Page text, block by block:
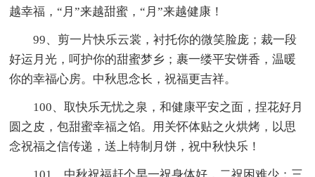
越幸福，“月”来越甜蜜，“月”来越健康！
99、剪一片快乐云裳，衬托你的微笑脸庞；裁一段
好运月光，呵护你的甜蜜梦乡；裹一缕平安饼香，温暖
你的幸福心房。中秋思念长，祝福更吉祥。
100、取快乐无忧之泉，和健康平安之面，捏花好月
圆之皮，包甜蜜幸福之馅。用关怀体贴之火烘烤，以思
念祝福之信传递，送上特制月饼，祝中秋快乐！